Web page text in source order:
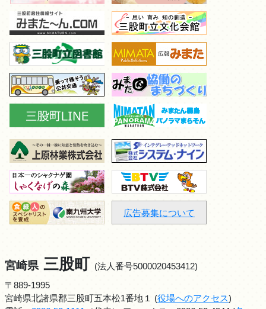
広告募集について
宮崎県 三股町 (法人番号5000020453412)
〒889-1995
宮崎県北諸県郡三股町五本松1番地１ (役場へのアクセス)